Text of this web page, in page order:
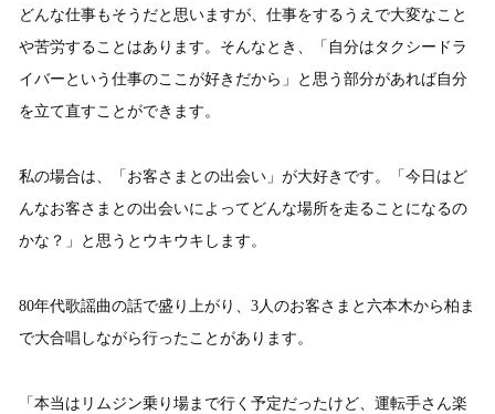
どんな仕事もそうだと思いますが、仕事をするうえで大変なこと
や苦労することはあります。そんなとき、「自分はタクシードラ
イバーという仕事のここが好きだから」と思う部分があれば自分
を立て直すことができます。
私の場合は、「お客さまとの出会い」が大好きです。「今日はど
んなお客さまとの出会いによってどんな場所を走ることになるの
かな？」と思うとウキウキします。
80年代歌謡曲の話で盛り上がり、3人のお客さまと六本木から柏ま
で大合唱しながら行ったことがあります。
「本当はリムジン乗り場まで行く予定だったけど、運転手さん楽